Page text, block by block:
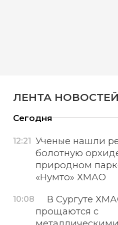
ЛЕНТА НОВОСТЕЙ
Сегодня
12:21
Ученые нашли
болотную
природном
«Нумто» ХМАО
10:08
В Сургуте
прощаются с